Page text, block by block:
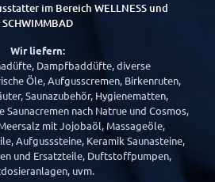
im Bereich WELLNESS und
SCHWIMMBAD
Wir liefern:
Dampfbaddüfte, diverse
Öle, Aufgusscremen, Birkenruten,
Saunazubehör, Hygienematten,
nach Natrue und Cosmos,
mit Jojobaöl, Massageöle,
Aufgusssteine, Keramik Saunasteine,
und Ersatzteile, Duftstoffpumpen,
uvm.